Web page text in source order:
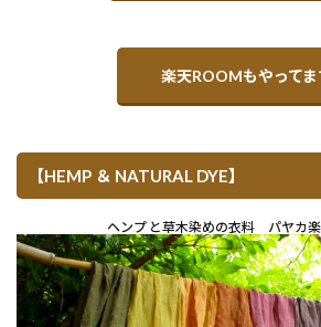
楽天ROOMもやってま
【HEMP ＆ NATURAL DYE】
ヘンプ と草木染めの衣料 パヤカ